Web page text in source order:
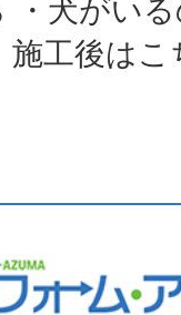
・犬がい
工後は